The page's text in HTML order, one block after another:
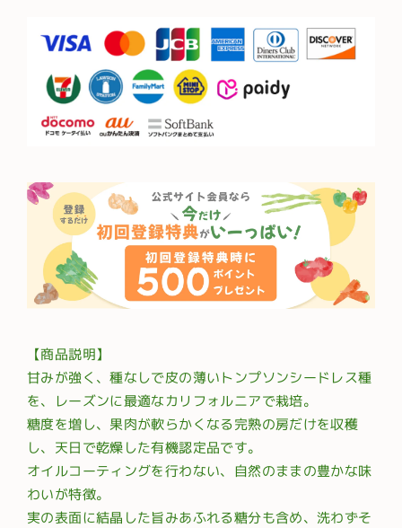
【商品説明】
甘みが強く、種なしで皮の薄いトンプソンシードレス種
を、レーズンに最適なカリフォルニアで栽培。
糖度を増し、果肉が軟らかくなる完熟の房だけを収穫
し、天日で乾燥した有機認定品です。
オイルコーティングを行わない、自然のままの豊かな味
わいが特徴。
実の表面に結晶した旨みあふれる糖分も含め、洗わずそ